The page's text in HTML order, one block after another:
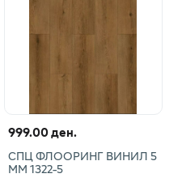
999.00 ден.
СПЦ ФЛООРИНГ ВИНИЛ 5
ММ 1322-5